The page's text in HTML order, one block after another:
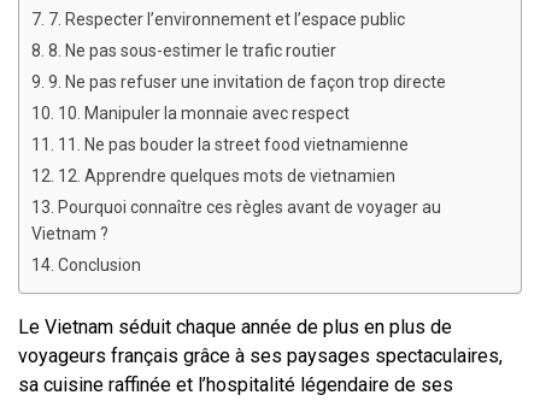
7. 7. Respecter l’environnement et l’espace public
8. 8. Ne pas sous-estimer le trafic routier
9. 9. Ne pas refuser une invitation de façon trop directe
10. 10. Manipuler la monnaie avec respect
11. 11. Ne pas bouder la street food vietnamienne
12. 12. Apprendre quelques mots de vietnamien
13. Pourquoi connaître ces règles avant de voyager au
Vietnam ?
14. Conclusion
Le Vietnam séduit chaque année de plus en plus de
voyageurs français grâce à ses paysages spectaculaires,
sa cuisine raffinée et l’hospitalité légendaire de ses